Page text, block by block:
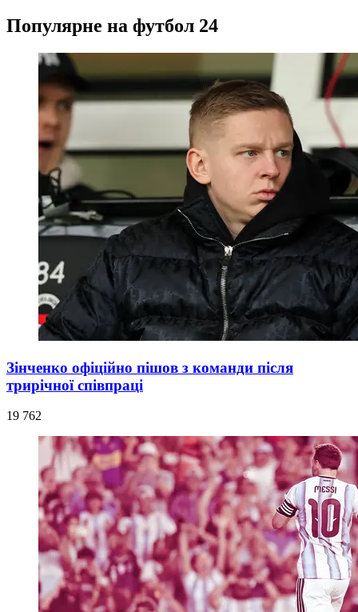
Популярне на футбол 24
Зінченко офіційно пішов з команди після
трирічної співпраці
19 762